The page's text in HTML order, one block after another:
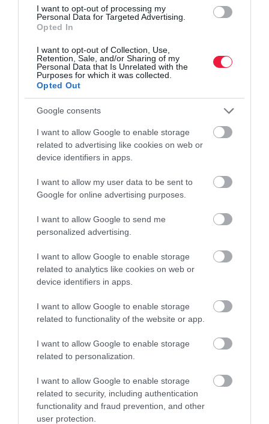
I want to opt-out of processing my
Personal Data for Targeted Advertising.
Opted In
I want to opt-out of Collection, Use,
Retention, Sale, and/or Sharing of my
Personal Data that Is Unrelated with the
Purposes for which it was collected.
Opted Out
Google consents
I want to allow Google to enable storage
related to advertising like cookies on web or
device identifiers in apps.
I want to allow my user data to be sent to
Google for online advertising purposes.
I want to allow Google to send me
personalized advertising.
I want to allow Google to enable storage
related to analytics like cookies on web or
device identifiers in apps.
I want to allow Google to enable storage
related to functionality of the website or app.
I want to allow Google to enable storage
related to personalization.
I want to allow Google to enable storage
related to security, including authentication
functionality and fraud prevention, and other
user protection.
NYARALÁS
Olcsóbb lehet a nyaralás, ha bérelt autóval vágunk
Amikor autóval indulunk nyaralni, a saját, garázsban álló autónk
vonzó alternatívának tűnhet. De érdemes átgondolni, hogy
valóban a legokosabb megoldás-e a pénztárcánk számára elutazni